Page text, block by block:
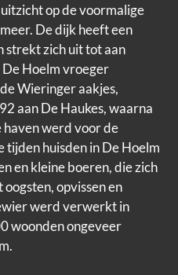
op de voormalige
De dijk heeft een
strekt zich uit tot aan
Hoelm vroeger
Wieringer aakjes,
aan De Haukes, waarna
werd voor de
huisden in De Hoelm
en kleine boeren, die zich
opvissen en
werd verwerkt in
woonden ongeveer